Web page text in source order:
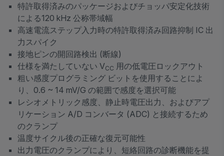
特許取得済みのパッケージおよびチョッパ安定化技術
による120 kHz 公称帯域幅
高速電流ステップ入力時の特許取得済み回路抑制 IC 出
力スパイク
接地ピンの開回路検出 (断線)
仕様を満たしていない VCC 用の低電圧ロックアウト
粗い感度プログラミング ビットを使用することによ
り、0.6 ~ 14 mV/G の範囲で感度を選択可能
レシオメトリック感度、静止時電圧出力、およびアプ
リケーション A/D コンバータ (ADC) と接続するため
のクランプ
温度サイクル後の正確な復元可能性
出力電圧のクランプにより、短絡回路の診断機能を提